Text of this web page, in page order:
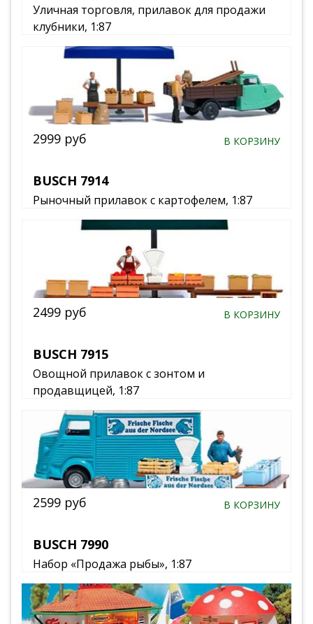
Уличная торговля, прилавок для продажи
клубники, 1:87
BUSCH 7914
Рыночный прилавок с картофелем, 1:87
2999 руб В КОРЗИНУ
BUSCH 7915
Овощной прилавок с зонтом и
продавщицей, 1:87
2499 руб В КОРЗИНУ
BUSCH 7990
Набор «Продажа рыбы», 1:87
2599 руб В КОРЗИНУ